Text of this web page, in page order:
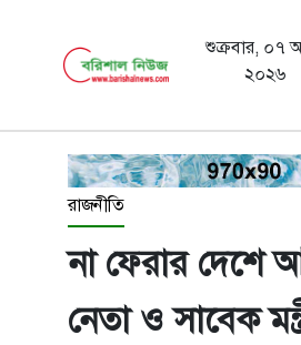
শুক্রবার, ০৭
২০২৬
রাজনীতি
না ফেরার দেশে
নেতা ও সাবেক